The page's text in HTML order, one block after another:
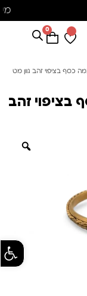
0
כסף בציפוי זהב גוון מט
בציפוי זהב
פתח